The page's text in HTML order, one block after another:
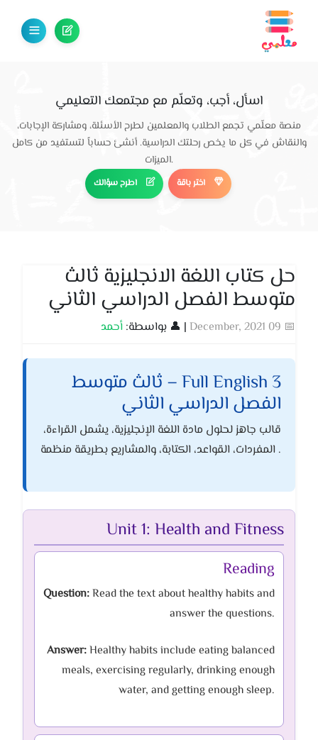
اسأل، أجب، وتعلّم مع مجتمعك التعليمي
منصة معلّمي تجمع الطلاب والمعلمين لطرح الأسئلة، ومشاركة الإجابات،
والنقاش في كل ما يخص رحلتك الدراسية. أنشئ حساباً لتستفيد من كامل
الميزات.
اطرح سؤالك اختر باقة
حل كتاب اللغة الانجليزية ثالث
متوسط الفصل الدراسي الثاني
📅 09 December, 2021 | 👤 بواسطة: أحمد
Full English 3 – ثالث متوسط
الفصل الدراسي الثاني
قالب جاهز لحلول مادة اللغة الإنجليزية، يشمل القراءة،
المفردات، القواعد، الكتابة، والمشاريع بطريقة منظمة .
Unit 1: Health and Fitness
Reading
Question:Read the text about healthy habits and
answer the questions.
Answer:Healthy habits include eating balanced
meals, exercising regularly, drinking enough
water, and getting enough sleep.